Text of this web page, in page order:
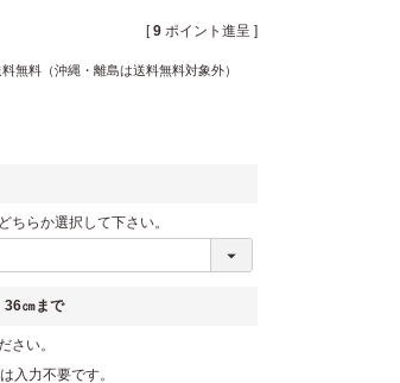
[ 9 ポイント進呈 ]
無料（沖縄・離島は送料無料対象外）
らか選択して下さい。
㎝まで
さい。
入力不要です。